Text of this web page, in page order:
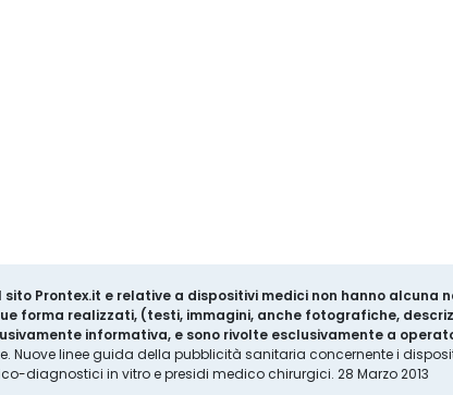
sito Prontex.it e relative a dispositivi medici non hanno alcuna
forma realizzati, (testi, immagini, anche fotografiche,
informativa, e sono rivolte esclusivamente a
Nuove linee guida della pubblicità sanitaria concernente i
diagnostici in vitro e presidi medico chirurgici. 28 Marzo 2013